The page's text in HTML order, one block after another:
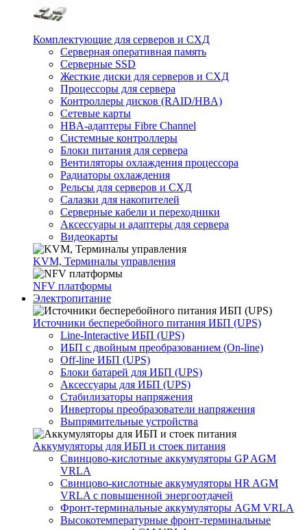
Комплектующие для серверов и СХД
Серверная оперативная память
Серверные SSD
Жесткие диски для серверов и СХД
Процессоры для сервера
Контроллеры дисков (RAID/HBA)
Сетевые карты
HBA-адаптеры Fibre Channel
Системные контроллеры
Блоки питания для сервера
Вентиляторы охлаждения процессора
Радиаторы охлаждения
Рельсы для серверов и СХД
Салазки для накопителей
Серверные кабели и переходники
Аксессуары и адаптеры для сервера
Видеокарты
KVM, Терминалы управления
NFV платформы
Электропитание
Источники бесперебойного питания ИБП (UPS)
Line-Interactive ИБП (UPS)
ИБП с двойным преобразованием (On-line)
Off-line ИБП (UPS)
Блоки батарей для ИБП (UPS)
Аксессуары для ИБП (UPS)
Стабилизаторы напряжения
Инверторы преобразователи напряжения
Выпрямительные устройства
Аккумуляторы для ИБП и стоек питания
Свинцово-кислотные аккумуляторы GP AGM
VRLA
Свинцово-кислотные аккумуляторы HR AGM
VRLA с повышенной энергоотдачей
Фронт-терминальные аккумуляторы AGM VRLA
Высокотемпературные фронт-терминальные